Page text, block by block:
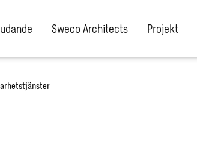
Sweco Architects Projekt